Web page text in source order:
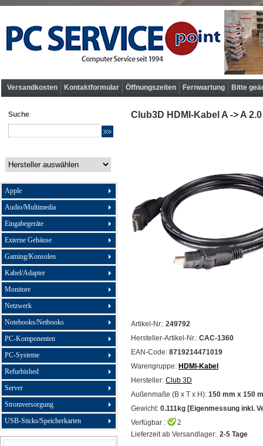
Versandkosten Kontaktformular Öffnungszeiten Fernwartung Bitte
Suche
Apple
Audio/Multimedia
Eingabegeräte
Externe Gehäuse
Gaming/Konsolen
Kabel/Adapter
Monitore
Netzwerk
Notebooks/Netbooks
PC-Komponenten
PC-Systeme
Refurbished
Server
Stromversorgung
USB-Sticks/Speicherkarten
Club3D HDMI-Kabel A -> A
Artikel-Nr.: 249792
Hersteller-Artikel-Nr.: CAC-1360
EAN-Code: 8719214471019
Warengruppe: HDMI-Kabel
Hersteller: Club 3D
Außenmaße (B x T x H): 150 mm x 150
Gewicht: 0.111kg [Eigenmessung inkl.
Verfügbar :
2
Lieferzeit ab Versandlager: 2-5 Tage